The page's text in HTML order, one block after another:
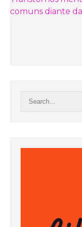
POST
comuns diante